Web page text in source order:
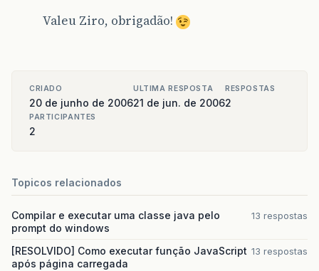
Valeu Ziro, obrigadão!
CRIADO
20 de junho de 2006
ULTIMA RESPOSTA
21 de jun. de 2006
RESPOSTAS
2
PARTICIPANTES
2
Topicos relacionados
Compilar e executar uma classe java pelo
prompt do windows
13 respostas
[RESOLVIDO] Como executar função JavaScript
após página carregada
13 respostas